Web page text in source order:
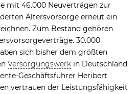
mit 46.000 Neuverträgen zur
Altersvorsorge erneut ein
Zum Bestand gehören
30.000
sich bisher dem größten
Versorgungswerk in Deutschland
Geschäftsführer Heribert
vertrauen der Leistungsfähigkeit